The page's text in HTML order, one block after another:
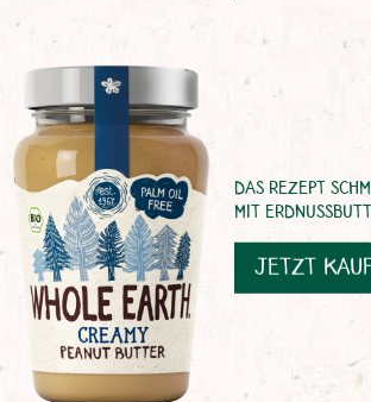
DAS REZEPT
MIT
JETZT